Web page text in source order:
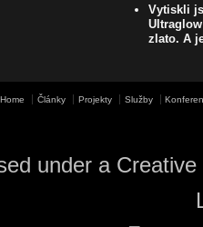
Vytiskli
zlato. A
Home Články Projekty Služby
under a